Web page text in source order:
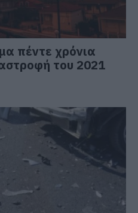
πέντε χρόνια
του 2021